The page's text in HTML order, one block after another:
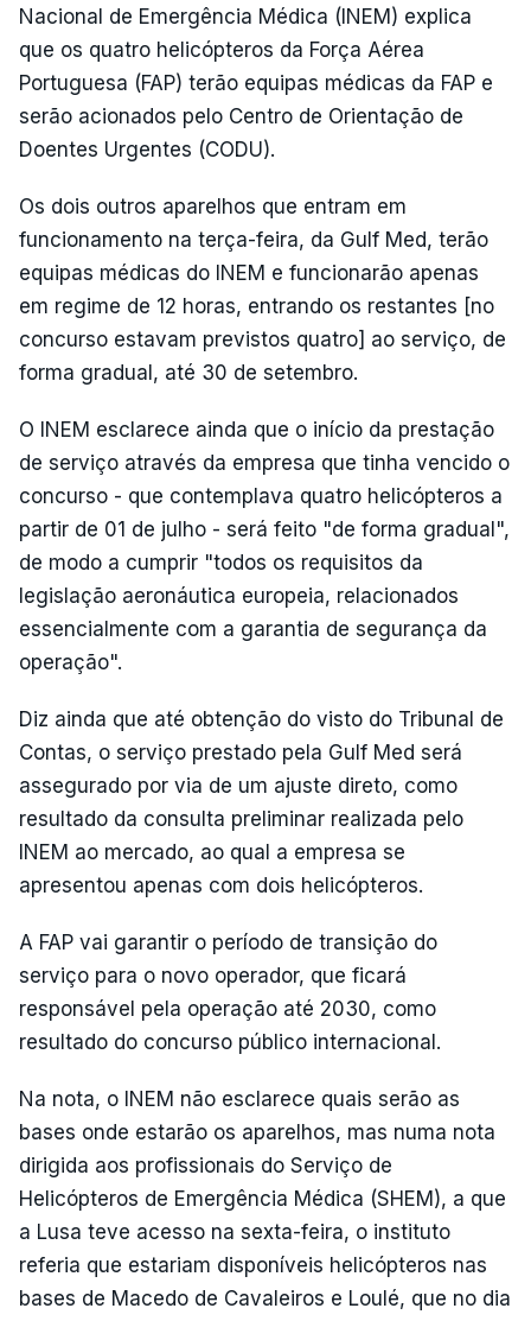
Nacional de Emergência Médica (INEM) explica
que os quatro helicópteros da Força Aérea
Portuguesa (FAP) terão equipas médicas da FAP e
serão acionados pelo Centro de Orientação de
Doentes Urgentes (CODU).
Os dois outros aparelhos que entram em
funcionamento na terça-feira, da Gulf Med, terão
equipas médicas do INEM e funcionarão apenas
em regime de 12 horas, entrando os restantes [no
concurso estavam previstos quatro] ao serviço, de
forma gradual, até 30 de setembro.
O INEM esclarece ainda que o início da prestação
de serviço através da empresa que tinha vencido o
concurso - que contemplava quatro helicópteros a
partir de 01 de julho - será feito "de forma gradual",
de modo a cumprir "todos os requisitos da
legislação aeronáutica europeia, relacionados
essencialmente com a garantia de segurança da
operação".
Diz ainda que até obtenção do visto do Tribunal de
Contas, o serviço prestado pela Gulf Med será
assegurado por via de um ajuste direto, como
resultado da consulta preliminar realizada pelo
INEM ao mercado, ao qual a empresa se
apresentou apenas com dois helicópteros.
A FAP vai garantir o período de transição do
serviço para o novo operador, que ficará
responsável pela operação até 2030, como
resultado do concurso público internacional.
Na nota, o INEM não esclarece quais serão as
bases onde estarão os aparelhos, mas numa nota
dirigida aos profissionais do Serviço de
Helicópteros de Emergência Médica (SHEM), a que
a Lusa teve acesso na sexta-feira, o instituto
referia que estariam disponíveis helicópteros nas
bases de Macedo de Cavaleiros e Loulé, que no dia